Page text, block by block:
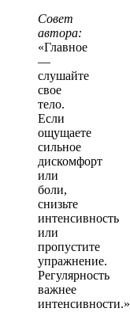
Совет
автора:
«Главное
—
слушайте
свое
тело.
Если
ощущаете
сильное
дискомфорт
или
боли,
снизьте
интенсивность
или
пропустите
упражнение.
Регулярность
важнее
интенсивности.»